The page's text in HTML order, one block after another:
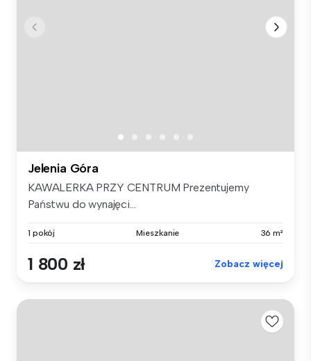
Jelenia Góra
KAWALERKA PRZY CENTRUM Prezentujemy
Państwu do wynajęci...
1 pokój Mieszkanie 36 m²
1 800 zł Zobacz więcej